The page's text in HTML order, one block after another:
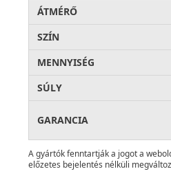
ÁTMÉRŐ
SZÍN
MENNYISÉG
SÚLY
GARANCIA
A gyártók fenntartják a jogot a
előzetes bejelentés nélküli